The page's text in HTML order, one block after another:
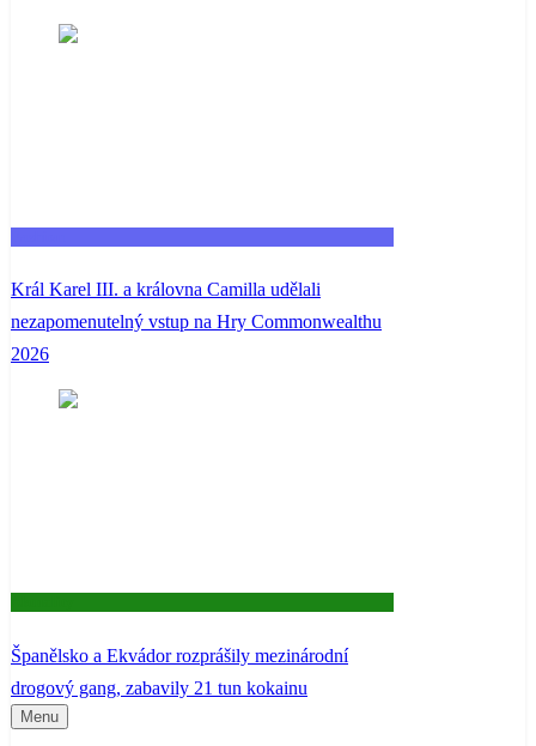
Král Karel III. a královna Camilla udělali
nezapomenutelný vstup na Hry Commonwealthu
2026
Španělsko a Ekvádor rozprášily mezinárodní
drogový gang, zabavily 21 tun kokainu
Menu